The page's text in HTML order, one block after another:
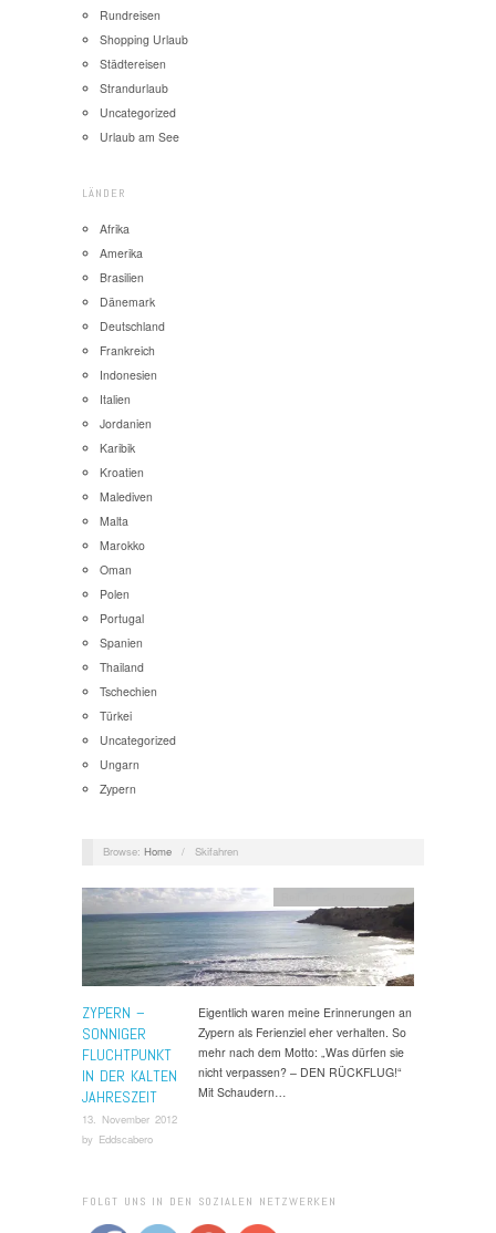
Rundreisen
Shopping Urlaub
Städtereisen
Strandurlaub
Uncategorized
Urlaub am See
LÄNDER
Afrika
Amerika
Brasilien
Dänemark
Deutschland
Frankreich
Indonesien
Italien
Jordanien
Karibik
Kroatien
Malediven
Malta
Marokko
Oman
Polen
Portugal
Spanien
Thailand
Tschechien
Türkei
Uncategorized
Ungarn
Zypern
Browse: Home / Skifahren
ZYPERN –
SONNIGER
FLUCHTPUNKT
IN DER KALTEN
JAHRESZEIT
13. November 2012
by Eddscabero
Eigentlich waren meine Erinnerungen an
Zypern als Ferienziel eher verhalten. So
mehr nach dem Motto: „Was dürfen sie
nicht verpassen? – DEN RÜCKFLUG!“
Mit Schaudern…
FOLGT UNS IN DEN SOZIALEN NETZWERKEN